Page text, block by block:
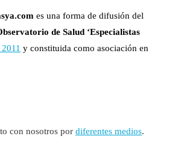
es una forma de difusión del
de Salud ‘Especialistas
y constituida como asociación en
con nosotros por diferentes medios.